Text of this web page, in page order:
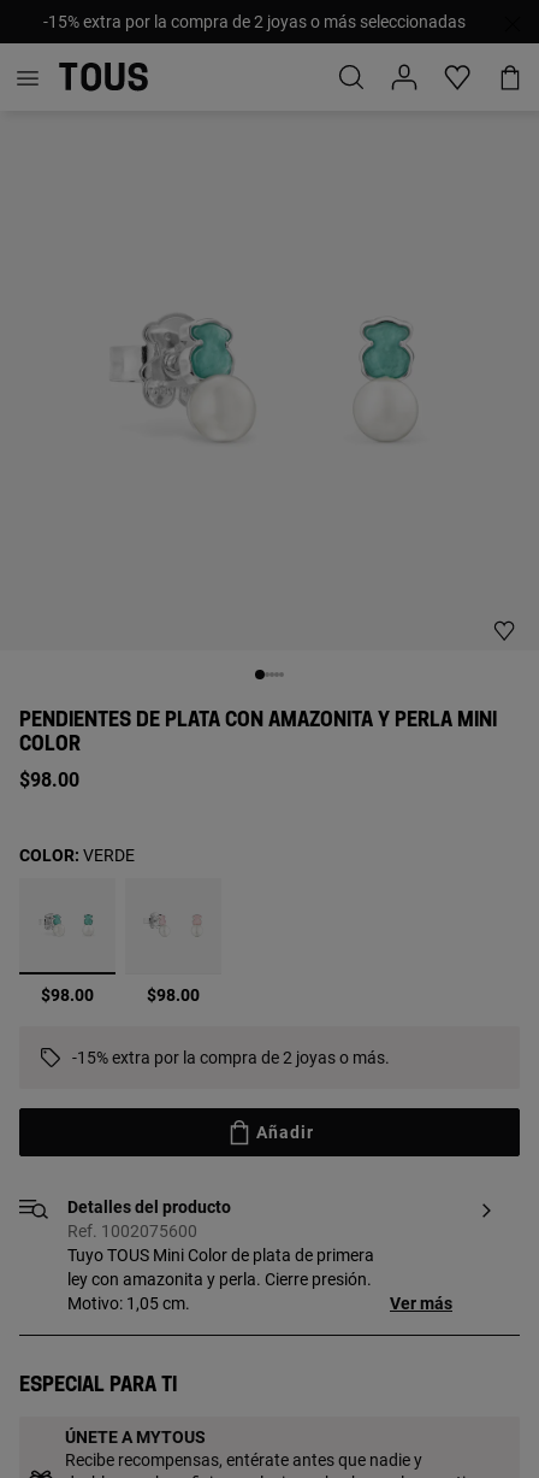
-15% extra por la compra de 2 joyas o más seleccionadas
PENDIENTES DE PLATA CON AMAZONITA Y PERLA MINI
COLOR
$98.00
seleccionado
$98.00 $98.00
COLOR: VERDE
-15% extra por la compra de 2 joyas o más.
Añadir
Detalles del producto
Ref. 1002075600
Tuyo TOUS Mini Color de plata de primera
ley con amazonita y perla. Cierre presión.
Motivo: 1,05 cm.
Ver más
Especial para ti
ÚNETE A MYTOUS
Recibe recompensas, entérate antes que nadie y